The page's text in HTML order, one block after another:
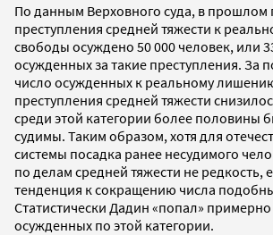
По данным Верховного суда, в прошлом
преступления средней тяжести к
свободы осуждено 50 000 человек, или
осужденных за такие преступления. За
число осужденных к реальному
преступления средней тяжести
среди этой категории более половины
судимы. Таким образом, хотя для
системы посадка ранее несудимого
по делам средней тяжести не редкость,
тенденция к сокращению числа
Статистически Дадин «попал» примерно
осужденных по этой категории.